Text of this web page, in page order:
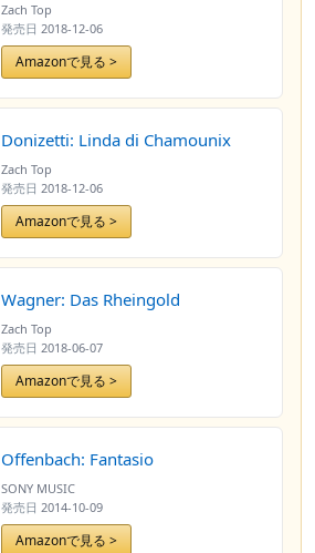
Zach Top
発売日 2018-12-06
Amazonで見る >
Donizetti: Linda di Chamounix
Zach Top
発売日 2018-12-06
Amazonで見る >
Wagner: Das Rheingold
Zach Top
発売日 2018-06-07
Amazonで見る >
Offenbach: Fantasio
SONY MUSIC
発売日 2014-10-09
Amazonで見る >